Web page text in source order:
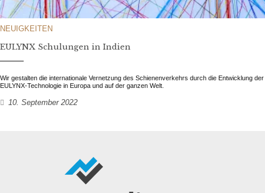
NEUIGKEITEN
EULYNX Schulungen in Indien
Wir gestalten die internationale Vernetzung des Schienenverkehrs durch die Entwicklung der
EULYNX-Technologie in Europa und auf der ganzen Welt.
10. September 2022